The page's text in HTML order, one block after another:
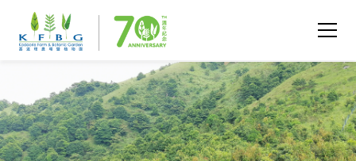
保育與研究 - 植物保育